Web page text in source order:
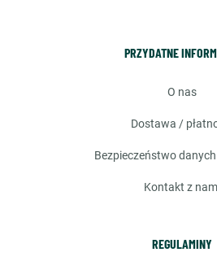
PRZYDATNE
o nas
dostawa /
bezpieczeństwo
kontakt z
REGULAMINY